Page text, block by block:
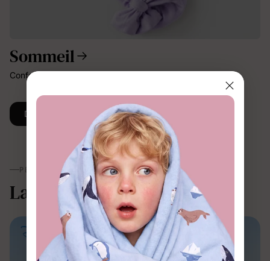
Sommeil
Confort doux et respirant pour mieux dormir.
Découvrir Plus
PERSONNAGES
La magie, à porter.